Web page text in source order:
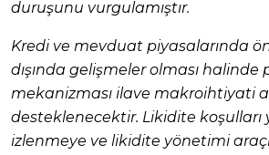
duruşunu vurgulamıştır.
Kredi ve mevduat piyasalarında
dışında gelişmeler olması halinde
mekanizması ilave makroihtiyati
desteklenecektir. Likidite koşulları
izlenmeye ve likidite yönetimi